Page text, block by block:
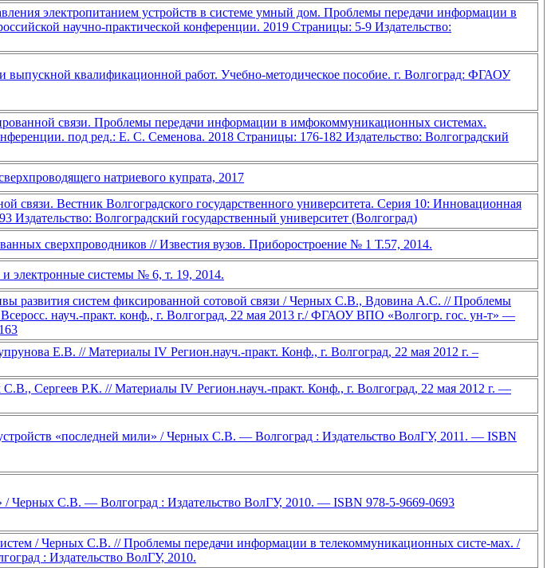
электропитанием устройств в системе умный дом. Проблемы передачи информации в
научно-практической конференции. 2019 Страницы: 5-9 Издательство:
выпускной квалификационной работ. Учебно-методическое пособие. г. Волгоград: ФГАОУ
связи. Проблемы передачи информации в имфокоммуникационных системах.
под ред.: Е. С. Семенова. 2018 Страницы: 176-182 Издательство: Волгоградский
натриевого купрата, 2017
связи. Вестник Волгоградского государственного университета. Серия 10: Инновационная
Волгоградский государственный университет (Волгоград)
сверхпроводников // Известия вузов. Приборостроение № 1 Т.57, 2014.
электронные системы № 6, т. 19, 2014.
развития систем фиксированной сотовой связи / Черных С.В., Вдовина А.С. // Проблемы
науч.-практ. конф., г. Волгоград, 22 мая 2013 г./ ФГАОУ ВПО «Волгогр. гос. ун-т» —
Е.В. // Материалы IV Регион.науч.-практ. Конф., г. Волгоград, 22 мая 2012 г. –
Сергеев Р.К. // Материалы IV Регион.науч.-практ. Конф., г. Волгоград, 22 мая 2012 г. —
«последней мили» / Черных С.В. — Волгоград : Издательство ВолГУ, 2011. — ISBN
/ Черных С.В. — Волгоград : Издательство ВолГУ, 2010. — ISBN 978-5-9669-0693
/ Черных С.В. // Проблемы передачи информации в телекоммуникационных систе-мах. /
: Издательство ВолГУ, 2010.